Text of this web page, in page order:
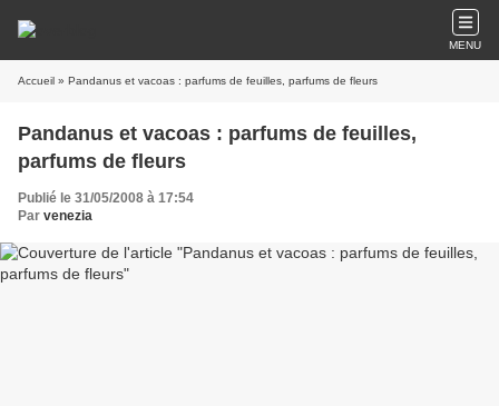
MENU
Accueil » Pandanus et vacoas : parfums de feuilles, parfums de fleurs
Pandanus et vacoas : parfums de feuilles,
parfums de fleurs
Publié le 31/05/2008 à 17:54
Par venezia